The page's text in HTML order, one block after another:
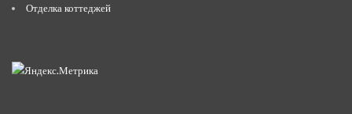
Отделка коттеджей